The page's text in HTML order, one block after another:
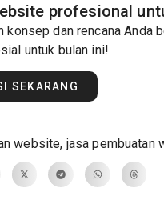
profesional
konsep dan rencana Anda
untuk bulan ini!
SEKARANG
website, jasa pembuatan